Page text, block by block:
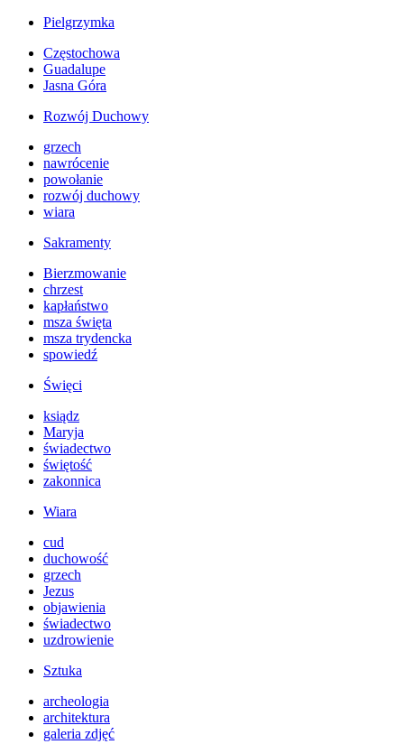
Pielgrzymka
Częstochowa
Guadalupe
Jasna Góra
Rozwój Duchowy
grzech
nawrócenie
powołanie
rozwój duchowy
wiara
Sakramenty
Bierzmowanie
chrzest
kapłaństwo
msza święta
msza trydencka
spowiedź
Święci
ksiądz
Maryja
świadectwo
świętość
zakonnica
Wiara
cud
duchowość
grzech
Jezus
objawienia
świadectwo
uzdrowienie
Sztuka
archeologia
architektura
galeria zdjęć